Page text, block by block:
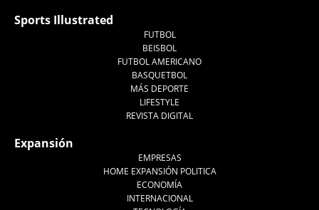
Sports Illustrated
FUTBOL
BEISBOL
FUTBOL AMERICANO
BASQUETBOL
MÁS DEPORTE
LIFESTYLE
REVISTA DIGITAL
Expansión
EMPRESAS
HOME EXPANSIÓN POLITICA
ECONOMÍA
INTERNACIONAL